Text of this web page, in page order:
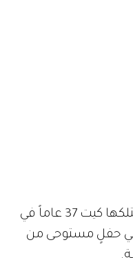
الزفاف سيتم في العزبة التي تمتلكها كيت 37 عاماً في
وسيدوم 3 أيامٍ في حفلٍ مستوحى من